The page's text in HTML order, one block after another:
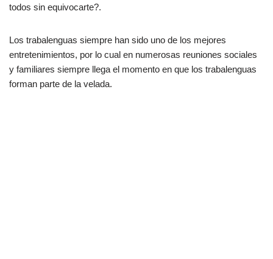
todos sin equivocarte?.
Los trabalenguas siempre han sido uno de los mejores
entretenimientos, por lo cual en numerosas reuniones sociales
y familiares siempre llega el momento en que los trabalenguas
forman parte de la velada.